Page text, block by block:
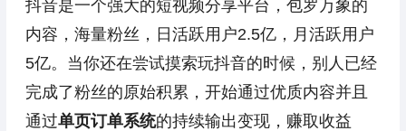
抖音是一个强大的短视频分享平台，包罗万象的
内容，海量粉丝，日活跃用户2.5亿，月活跃用户
5亿。当你还在尝试摸索玩抖音的时候，别人已经
完成了粉丝的原始积累，开始通过优质内容并且
通过单页订单系统的持续输出变现，赚取收益